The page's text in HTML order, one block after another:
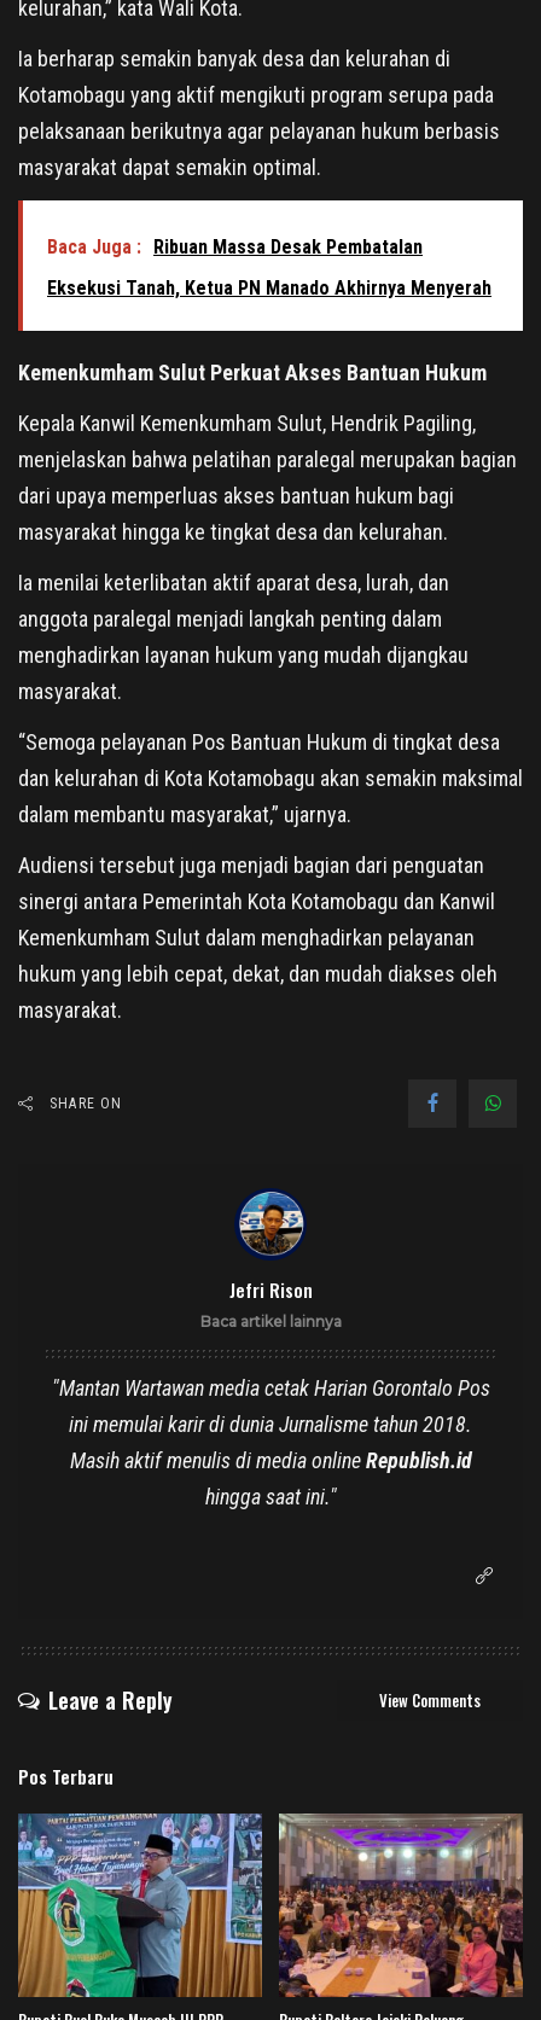
kelurahan,” kata Wali Kota.
Ia berharap semakin banyak desa dan kelurahan di
Kotamobagu yang aktif mengikuti program serupa pada
pelaksanaan berikutnya agar pelayanan hukum berbasis
masyarakat dapat semakin optimal.
Baca Juga : Ribuan Massa Desak Pembatalan
Eksekusi Tanah, Ketua PN Manado Akhirnya Menyerah
Kemenkumham Sulut Perkuat Akses Bantuan Hukum
Kepala Kanwil Kemenkumham Sulut, Hendrik Pagiling,
menjelaskan bahwa pelatihan paralegal merupakan bagian
dari upaya memperluas akses bantuan hukum bagi
masyarakat hingga ke tingkat desa dan kelurahan.
Ia menilai keterlibatan aktif aparat desa, lurah, dan
anggota paralegal menjadi langkah penting dalam
menghadirkan layanan hukum yang mudah dijangkau
masyarakat.
“Semoga pelayanan Pos Bantuan Hukum di tingkat desa
dan kelurahan di Kota Kotamobagu akan semakin maksimal
dalam membantu masyarakat,” ujarnya.
Audiensi tersebut juga menjadi bagian dari penguatan
sinergi antara Pemerintah Kota Kotamobagu dan Kanwil
Kemenkumham Sulut dalam menghadirkan pelayanan
hukum yang lebih cepat, dekat, dan mudah diakses oleh
masyarakat.
SHARE ON
Jefri Rison
Baca artikel lainnya
"Mantan Wartawan media cetak Harian Gorontalo Pos
ini memulai karir di dunia Jurnalisme tahun 2018.
Masih aktif menulis di media onlineRepublish.id
hingga saat ini."
Leave a Reply View Comments
Pos Terbaru